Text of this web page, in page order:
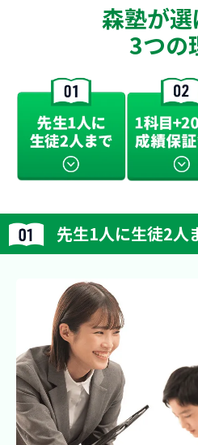
森塾が
3つの
先生1人に生徒2人